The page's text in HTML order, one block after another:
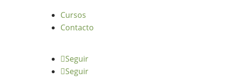
Cursos
Contacto
Seguir
Seguir